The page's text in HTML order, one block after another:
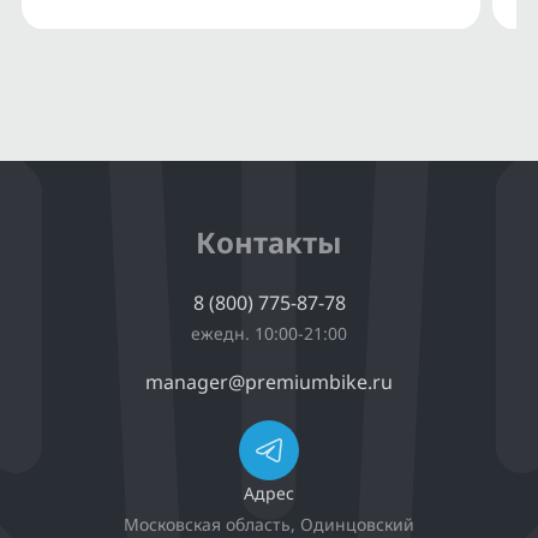
Контакты
8 (800) 775-87-78
ежедн. 10:00-21:00
manager@premiumbike.ru
Адрес
Московская область, Одинцовский